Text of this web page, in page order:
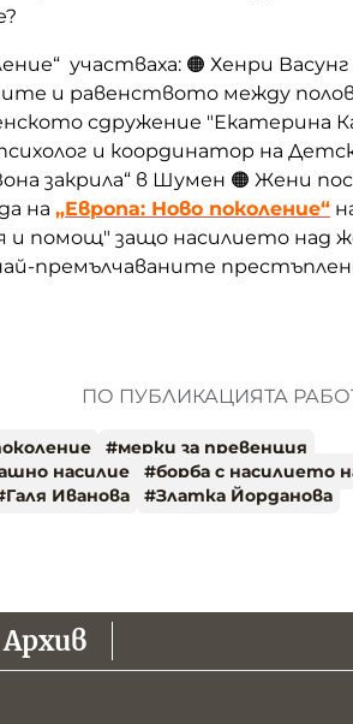
участваха: 🟠 Хенри
и равенството между
сдружение "Екатерина
и координатор на
закрила“ в Шумен 🟠 Жени
на „Европа: Ново поколение“
помощ" защо насилието над
премълчаваните
ПО ПУБЛИКАЦИЯТА
#мерки за превенция
насилие #борба с насилието
Галя Иванова #Златка Йорданова
Архив